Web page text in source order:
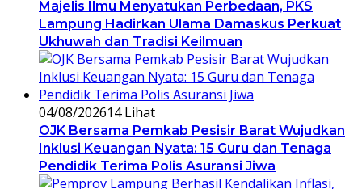
Majelis Ilmu Menyatukan Perbedaan, PKS
Lampung Hadirkan Ulama Damaskus Perkuat
Ukhuwah dan Tradisi Keilmuan
04/08/202614 Lihat
OJK Bersama Pemkab Pesisir Barat Wujudkan
Inklusi Keuangan Nyata: 15 Guru dan Tenaga
Pendidik Terima Polis Asuransi Jiwa